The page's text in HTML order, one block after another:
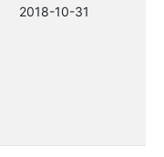
2018-10-31